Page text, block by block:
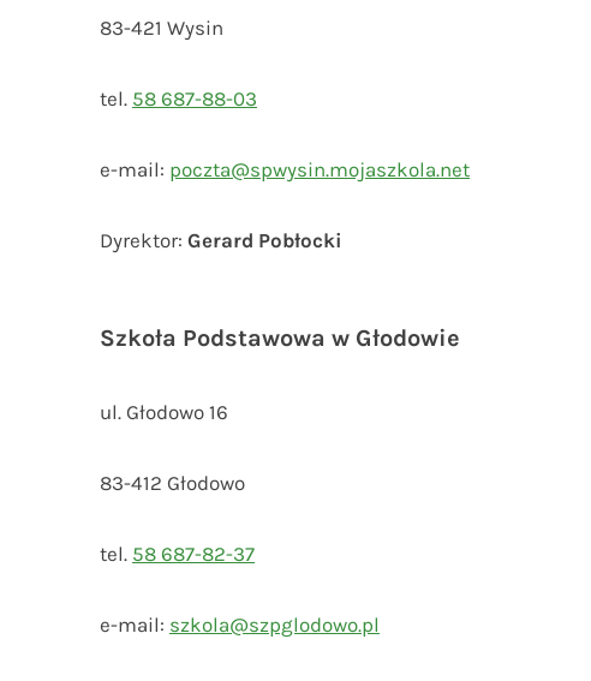
83-421 Wysin
tel. 58 687-88-03
e-mail: poczta@spwysin.mojaszkola.net
Dyrektor: Gerard Pobłocki
Szkoła Podstawowa w Głodowie
ul. Głodowo 16
83-412 Głodowo
tel. 58 687-82-37
e-mail: szkola@szpglodowo.pl